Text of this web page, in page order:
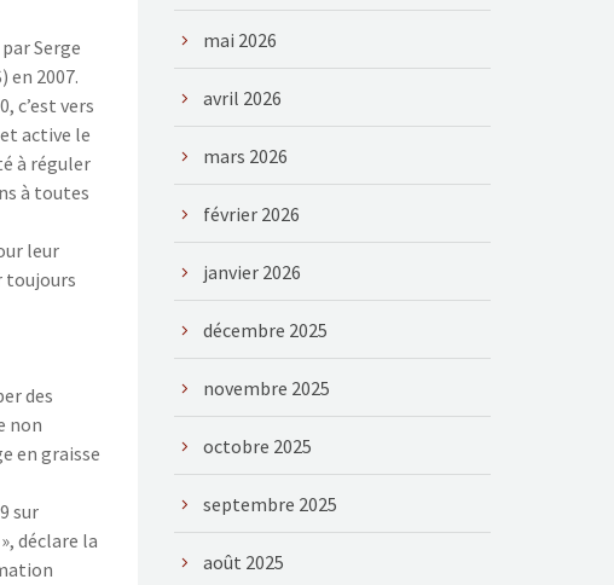
Serge
en 2007.
c’est vers
active le
à réguler
à toutes
leur
toujours
des
non
en graisse
sur
déclare la
mai 2026
avril 2026
mars 2026
février 2026
janvier 2026
décembre 2025
novembre 2025
octobre 2025
septembre 2025
août 2025